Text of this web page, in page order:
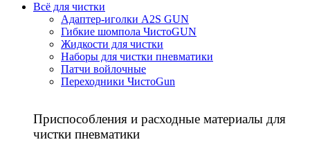
Всё для чистки
Адаптер-иголки A2S GUN
Гибкие шомпола ЧистоGUN
Жидкости для чистки
Наборы для чистки пневматики
Патчи войлочные
Переходники ЧистоGun
Приспособления и расходные материалы для
чистки пневматики